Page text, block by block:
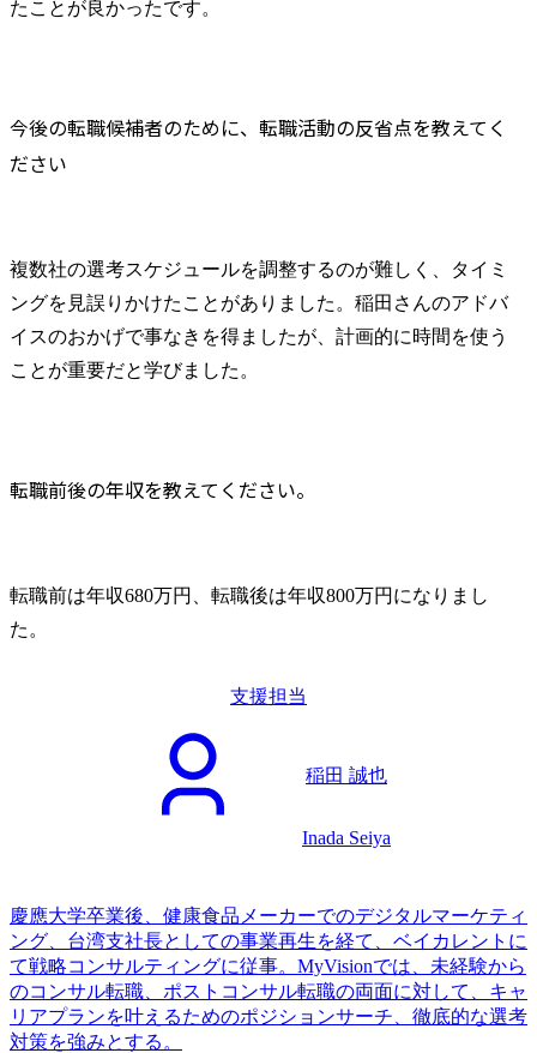
たことが良かったです。
今後の転職候補者のために、転職活動の反省点を教えてく
ださい
複数社の選考スケジュールを調整するのが難しく、タイミ
ングを見誤りかけたことがありました。稲田さんのアドバ
イスのおかげで事なきを得ましたが、計画的に時間を使う
ことが重要だと学びました。
転職前後の年収を教えてください。
転職前は年収680万円、転職後は年収800万円になりまし
た。
支援担当
稲田 誠也
Inada Seiya
慶應大学卒業後、健康食品メーカーでのデジタルマーケティ
ング、台湾支社長としての事業再生を経て、ベイカレントに
て戦略コンサルティングに従事。MyVisionでは、未経験から
のコンサル転職、ポストコンサル転職の両面に対して、キャ
リアプランを叶えるためのポジションサーチ、徹底的な選考
対策を強みとする。